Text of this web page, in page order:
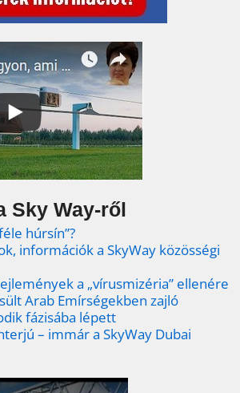
Sky Way-ről
húrsín”?
információk a SkyWay közösségi
a „vírusmizéria” ellenére
Arab Emírségekben zajló
fázisába lépett
– immár a SkyWay Dubai